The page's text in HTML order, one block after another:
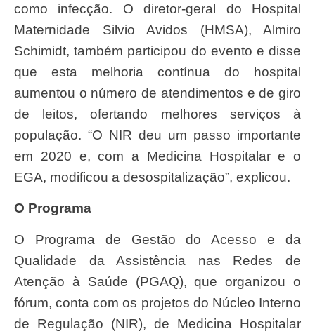
como infecção. O diretor-geral do Hospital
Maternidade Silvio Avidos (HMSA), Almiro
Schimidt, também participou do evento e disse
que esta melhoria contínua do hospital
aumentou o número de atendimentos e de giro
de leitos, ofertando melhores serviços à
população. “O NIR deu um passo importante
em 2020 e, com a Medicina Hospitalar e o
EGA, modificou a desospitalização”, explicou.
O Programa
O Programa de Gestão do Acesso e da
Qualidade da Assistência nas Redes de
Atenção à Saúde (PGAQ), que organizou o
fórum, conta com os projetos do Núcleo Interno
de Regulação (NIR), de Medicina Hospitalar